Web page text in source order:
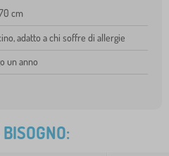
cm
adatto a chi soffre di allergie
un anno